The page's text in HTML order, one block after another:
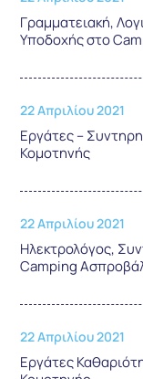
Γραμματειακή,
Υποδοχής στο
22 Απριλίου 2021
Εργάτες –
Κομοτηνής
22 Απριλίου 2021
Ηλεκτρολόγος,
Camping
22 Απριλίου 2021
Εργάτες